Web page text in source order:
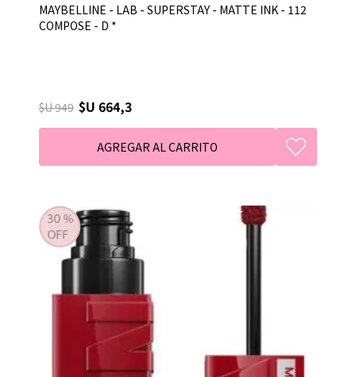
MAYBELLINE - LAB - SUPERSTAY - MATTE INK - 112
COMPOSE - D *
$U 949 $U 664,3